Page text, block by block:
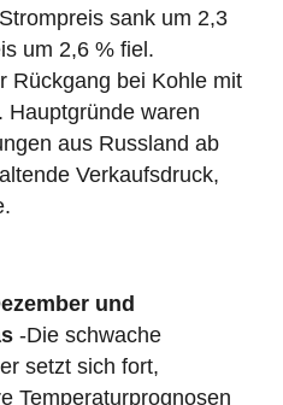
sank um 2,3
um 2,6 % fiel.
Rückgang bei Kohle mit
Hauptgründe waren
aus Russland ab
Verkaufsdruck,
und
-Die schwache
setzt sich fort,
Temperaturprognosen